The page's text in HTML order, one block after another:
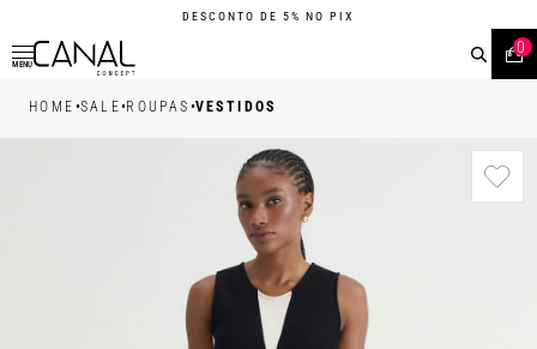
DESCONTO DE 5% NO PIX
MENU
0
HOME •SALE•ROUPAS •VESTIDOS